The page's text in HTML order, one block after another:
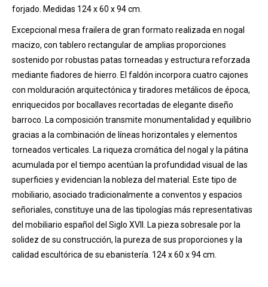
forjado. Medidas 124 x 60 x 94 cm.
Excepcional mesa frailera de gran formato realizada en nogal
macizo, con tablero rectangular de amplias proporciones
sostenido por robustas patas torneadas y estructura reforzada
mediante fiadores de hierro. El faldón incorpora cuatro cajones
con molduración arquitectónica y tiradores metálicos de época,
enriquecidos por bocallaves recortadas de elegante diseño
barroco. La composición transmite monumentalidad y equilibrio
gracias a la combinación de líneas horizontales y elementos
torneados verticales. La riqueza cromática del nogal y la pátina
acumulada por el tiempo acentúan la profundidad visual de las
superficies y evidencian la nobleza del material. Este tipo de
mobiliario, asociado tradicionalmente a conventos y espacios
señoriales, constituye una de las tipologías más representativas
del mobiliario español del Siglo XVII. La pieza sobresale por la
solidez de su construcción, la pureza de sus proporciones y la
calidad escultórica de su ebanistería. 124 x 60 x 94 cm.